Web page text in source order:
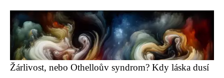
Žárlivost, nebo Othelloův syndrom? Kdy láska dusí